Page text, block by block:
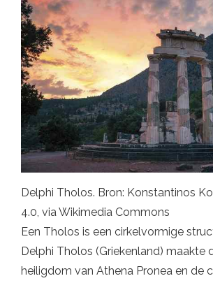
Delphi Tholos. Bron: Konstantinos
4.0, via Wikimedia Commons
Een Tholos is een cirkelvormige
Delphi Tholos (Griekenland) maakte
heiligdom van Athena Pronea en de